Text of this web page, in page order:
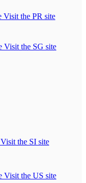
Visit the PR site
Visit the SG site
Visit the SI site
Visit the US site